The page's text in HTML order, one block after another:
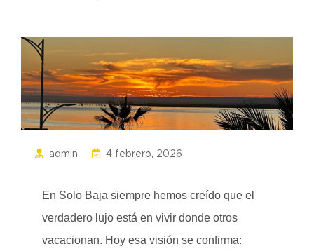
admin 4 febrero, 2026
En Solo Baja siempre hemos creído que el
verdadero lujo está en vivir donde otros
vacacionan. Hoy esa visión se confirma: